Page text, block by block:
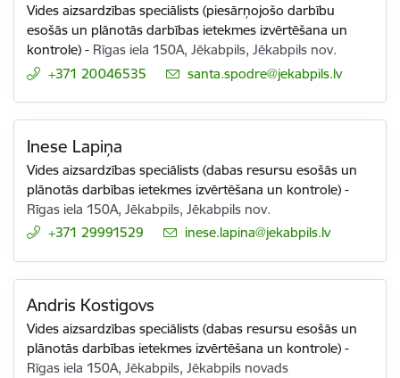
Vides aizsardzības speciālists (piesārņojošo darbību
esošās un plānotās darbības ietekmes izvērtēšana un
kontrole) - Rīgas iela 150A, Jēkabpils, Jēkabpils nov.
+371 20046535
E-pasts:
santa.spodre@jekabpils.lv
Inese Lapiņa
Vides aizsardzības speciālists (dabas resursu esošās un
plānotās darbības ietekmes izvērtēšana un kontrole) -
Rīgas iela 150A, Jēkabpils, Jēkabpils nov.
+371 29991529
E-pasts:
inese.lapina@jekabpils.lv
Andris Kostigovs
Vides aizsardzības speciālists (dabas resursu esošās un
plānotās darbības ietekmes izvērtēšana un kontrole) -
Rīgas iela 150A, Jēkabpils, Jēkabpils novads